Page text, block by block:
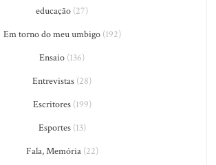
educação (27)
Em torno do meu umbigo(192)
Ensaio (136)
Entrevistas (28)
Escritores(199)
Esportes(13)
Fala, Memória(22)